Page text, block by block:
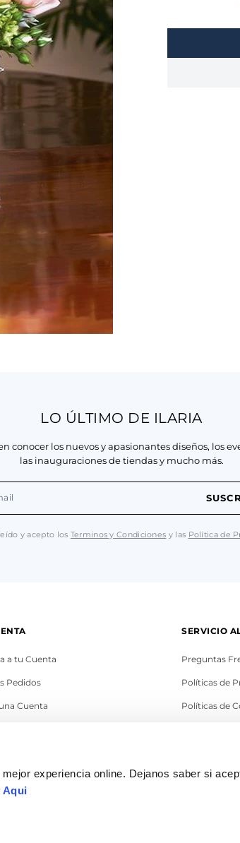
experiencia online. Dejanos saber si
Aqui
LO ÚLTIMO DE ILARIA
conocer los nuevos y apasionantes diseños, los
las inauguraciones de tiendas y mucho más.
y acepto los Terminos y Condiciones y las Política de
a tu Cuenta
Pedidos
Cuenta
SERVICIO
Preguntas
Políticas de
Políticas de
Legales